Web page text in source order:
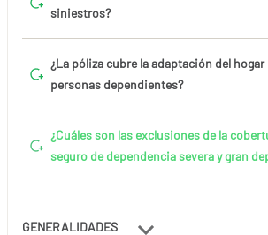
siniestros?
¿La póliza cubre la adaptación del hogar
personas dependientes?
¿Cuáles son las exclusiones de la
seguro de dependencia severa y gran
GENERALIDADES